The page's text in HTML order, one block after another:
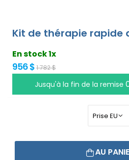
Kit de thérapie rapide
En stock 1x
956 $ 1 782 $
Jusqu'à la fin de la remise
AU